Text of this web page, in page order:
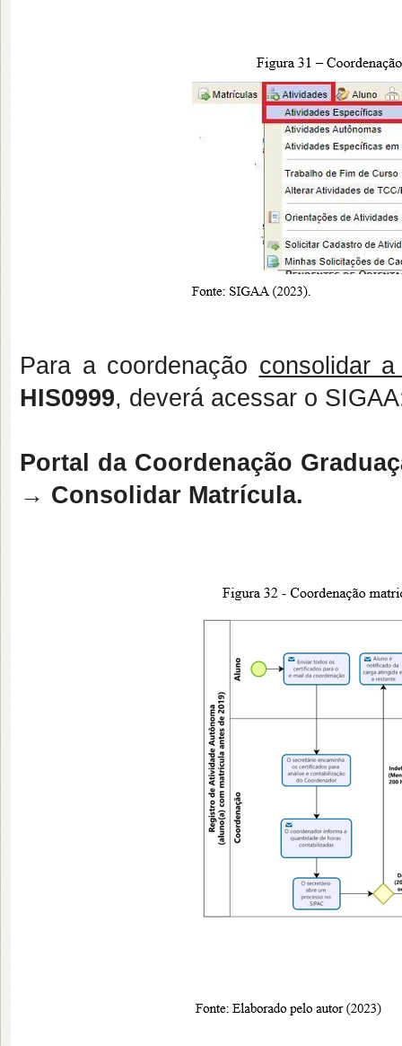
Para a coordenação consolidar
HIS0999, deverá acessar o
Portal da Coordenação
→ Consolidar Matrícula.